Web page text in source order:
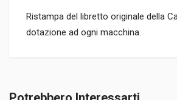
Ristampa del libretto originale della
dotazione ad ogni macchina.